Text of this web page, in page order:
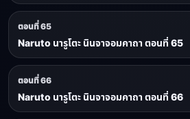
ตอนที่ 65
Naruto นารูโตะ นินจาจอมคาถา ตอนที่ 65
ตอนที่ 66
Naruto นารูโตะ นินจาจอมคาถา ตอนที่ 66